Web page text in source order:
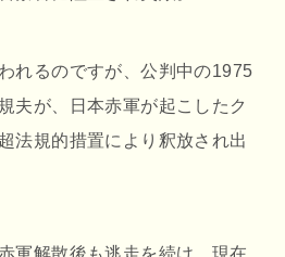
れるのですが、公判中の1975
夫が、日本赤軍が起こしたク
法規的措置により釈放され出